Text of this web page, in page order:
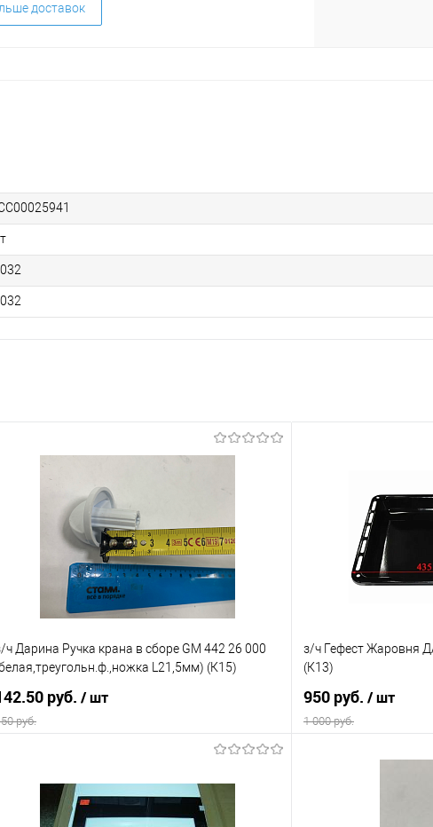
доставок
ч Дарина Ручка крана в сборе GM 442 26 000
L21,5мм) (К15)
руб. / шт
руб.
Купить в 1 клик
Сравнение
з/ч Гефест Жаровня
(К13)
950 руб. / шт
1 000 руб.